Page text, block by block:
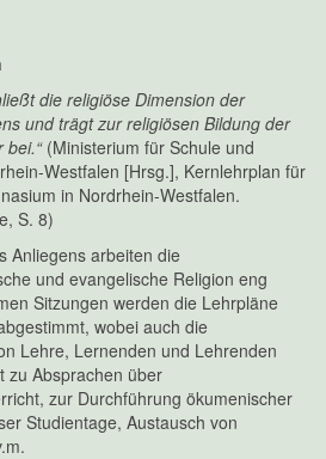
die religiöse Dimension der
und trägt zur religiösen Bildung der
bei.“(Ministerium für Schule und
Westfalen [Hrsg.], Kernlehrplan für
in Nordrhein-Westfalen.
S. 8)
Anliegens arbeiten die
und evangelische Religion eng
Sitzungen werden die Lehrpläne
wobei auch die
Lehre, Lernenden und Lehrenden
zu Absprachen über
zur Durchführung ökumenischer
Studientage, Austausch von